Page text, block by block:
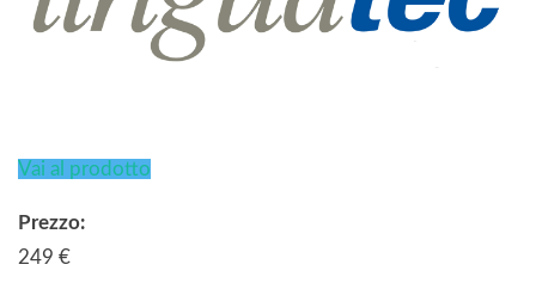
Vai al prodotto
Prezzo:
249 €